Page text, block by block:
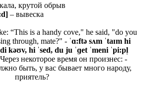
крутой обрыв
– вывеска
“This is a handy cove," he said, "do you
through, mate?" - ˈɑ:ftə sʌm ˈtaɪm hi
kəʊv, hi ˈsed, du ju ˈɡet ˈmeni ˈpi:pl̩
Через некоторое время он произнес: -
быть, у вас бывает много народу,
приятель?